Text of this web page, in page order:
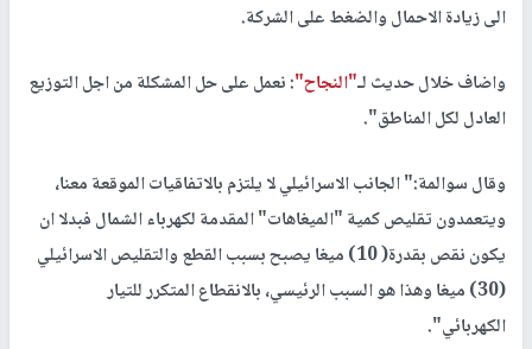
الى زيادة الاحمال والضغط على الشركة.
واضاف خلال حديث لـ"النجاح": نعمل على حل المشكلة من اجل التوزيع
العادل لكل المناطق".
وقال سوالمة:" الجانب الاسرائيلي لا يلتزم بالاتفاقيات الموقعة معنا،
ويتعمدون تقليص كمية "الميغاهات" المقدمة لكهرباء الشمال فبدلا ان
يكون نقص بقدرة( 10) ميغا يصبح بسبب القطع والتقليص الاسرائيلي
(30) ميغا وهذا هو السبب الرئيسي، بالانقطاع المتكرر للتيار
الكهربائي".